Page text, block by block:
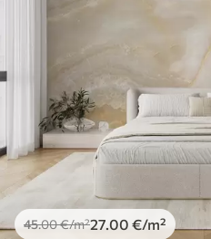
45.00€/m²27 .00 €/m²